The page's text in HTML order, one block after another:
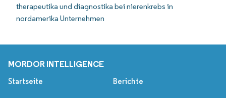
therapeutika und diagnostika bei nierenkrebs in
nordamerika Unternehmen
MORDOR INTELLIGENCE
Startseite Berichte